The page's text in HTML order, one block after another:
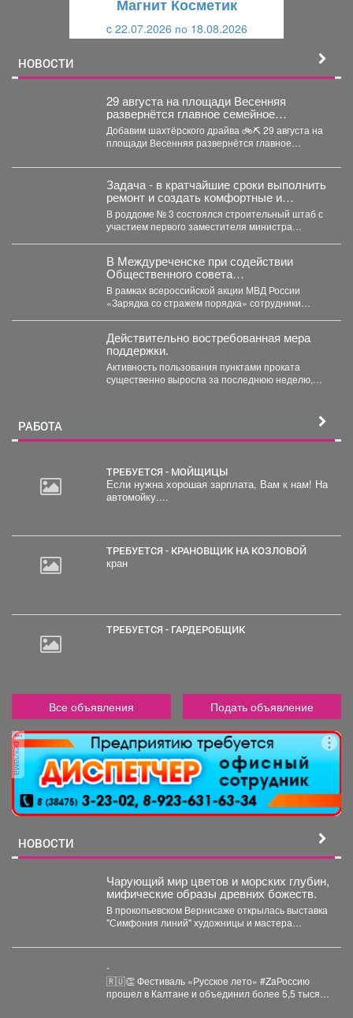
Магнит Косметик
c 22.07.2026 по 18.08.2026
НОВОСТИ
29 августа на площади Весенняя
развернётся главное семейное
соревнование этого лета - городской
конкурс «Шахтёрский видномобиль».
Добавим шахтёрского драйва 🚲⛏ 29 августа на
площади Весенняя развернётся главное
Задача - в кратчайшие сроки выполнить
ремонт и создать комфортные и
безопасные условия для будущих мам
и новорождённых.
В роддоме № 3 состоялся строительный штаб с
участием первого заместителя министра
В Междуреченске при содействии
Общественного совета
полицейские провели утреннюю зарядку
для детей из лагеря дневного
пребывания
В рамках всероссийской акции МВД России
«Зарядка со стражем порядка» сотрудники
Действительно востребованная мера
поддержки.
Активность пользования пунктами проката
существенно выросла за последнюю неделю,
РАБОТА
ТРЕБУЕТСЯ - МОЙЩИЦЫ
Если нужна хорошая зарплата, Вам к нам! На
автомойку....
ТРЕБУЕТСЯ - КРАНОВЩИК НА КОЗЛОВОЙ
кран
ТРЕБУЕТСЯ - ГАРДЕРОБЩИК
Все объявления Подать объявление
реклама
НОВОСТИ
Чарующий мир цветов и морских глубин,
мифические образы древних божеств.
В прокопьевском Вернисаже открылась выставка
"Симфония линий" художницы и мастера
Калугиной. ...
.
🇷🇺👏 Фестиваль «Русское лето» #ZaРоссию
прошел в Калтане и объединил более 5,5 тысяч